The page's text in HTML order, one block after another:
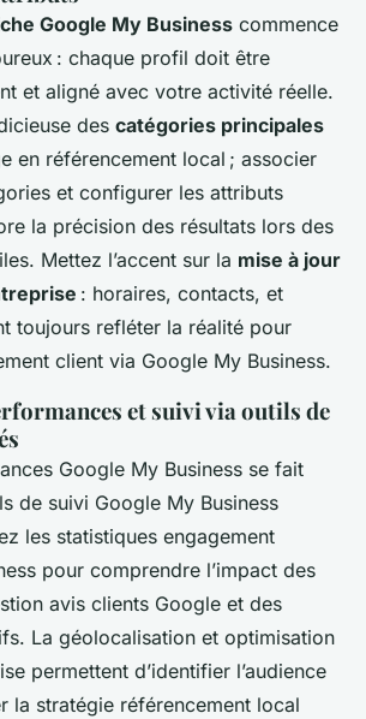
Google My Business commence
: chaque profil doit être
et aligné avec votre activité réelle.
des catégories principales
en référencement local ; associer
et configurer les attributs
la précision des résultats lors des
Mettez l’accent sur la mise à jour
: horaires, contacts, et
toujours refléter la réalité pour
client via Google My Business.
et suivi via outils de
Google My Business se fait
de suivi Google My Business
les statistiques engagement
pour comprendre l’impact des
avis clients Google et des
La géolocalisation et optimisation
permettent d’identifier l’audience
la stratégie référencement local